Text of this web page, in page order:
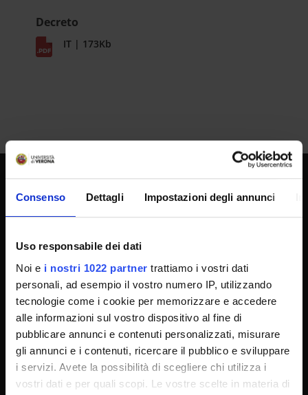
Consenso Dettagli Impostazioni degli annunci
Uso responsabile dei dati
Noi e i nostri 1022 partner trattiamo i vostri dati
personali, ad esempio il vostro numero IP, utilizzando
tecnologie come i cookie per memorizzare e accedere
alle informazioni sul vostro dispositivo al fine di
pubblicare annunci e contenuti personalizzati, misurare
gli annunci e i contenuti, ricercare il pubblico e sviluppare
i servizi. Avete la possibilità di scegliere chi utilizza i
vostri dati e per quali scopi. Le vostre scelte in materia di
Decreto
IT | 173Kb
UNIVERSITY SERVICES
Transparency
Official University Register
Procurement
Notifications
Privacy policy